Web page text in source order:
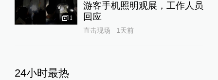
1
游客手机照明观展，工作人员
回应
直击现场 1天前
24小时最热